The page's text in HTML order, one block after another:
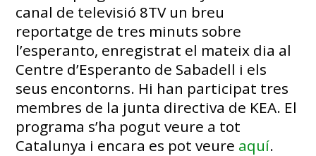
canal de televisió 8TV un breu
reportatge de tres minuts sobre
l’esperanto, enregistrat el mateix dia al
Centre d’Esperanto de Sabadell i els
seus encontorns. Hi han participat tres
membres de la junta directiva de KEA. El
programa s’ha pogut veure a tot
Catalunya i encara es pot veure aquí.